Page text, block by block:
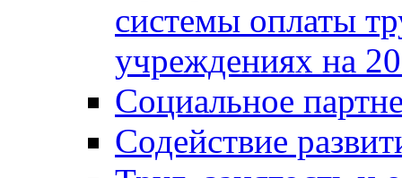
системы оплаты
учреждениях на
Социальное
Содействие